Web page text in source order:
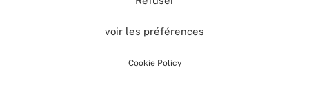
voir les préférences
Cookie Policy
sharepoint 0
minutes